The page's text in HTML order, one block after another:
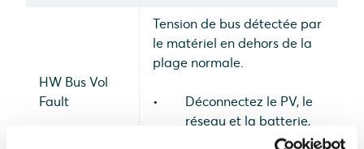
HW Bus Vol
Fault
Tension de bus détectée par
le matériel en dehors de la
plage normale.
Déconnectez le PV, le
réseau et la batterie,
puis reconnectez-les